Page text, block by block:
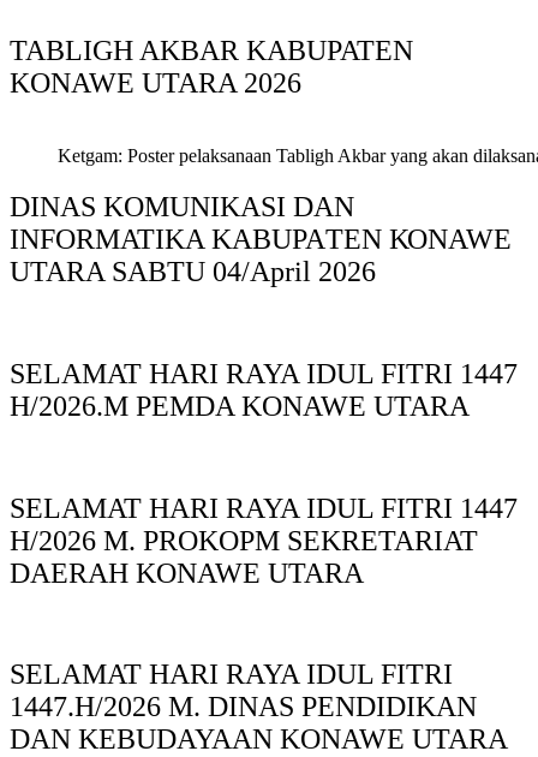
TABLIGH AKBAR KABUPATEN
KONAWE UTARA 2026
Ketgam: Poster pelaksanaan Tabligh Akbar yang akan
DINAS KOMUNIKASI DAN
INFORMATIKA KABUPAΤΕΝ ΚΟNAWE
UTARA SABTU 04/April 2026
SELAMAT HARI RAYA IDUL FITRI 1447
H/2026.M PEMDA KONAWE UTARA
SELAMAT HARI RAYA IDUL FITRI 1447
H/2026 M. PROKOPM SEKRETARIAT
DAERAH KONAWE UTARA
SELAMAT HARI RAYA IDUL FITRI
1447.H/2026 M. DINAS PENDIDIKAN
DAN KEBUDAYAAN KONAWE UTARA